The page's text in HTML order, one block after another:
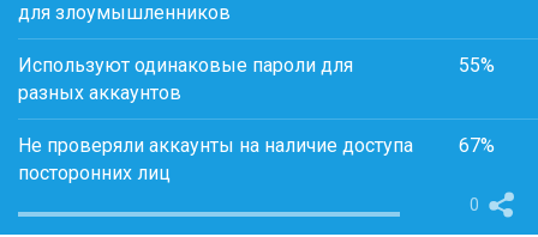
для злоумышленников
Используют одинаковые пароли для
разных аккаунтов
55%
Не проверяли аккаунты на наличие доступа
посторонних лиц
67%
0